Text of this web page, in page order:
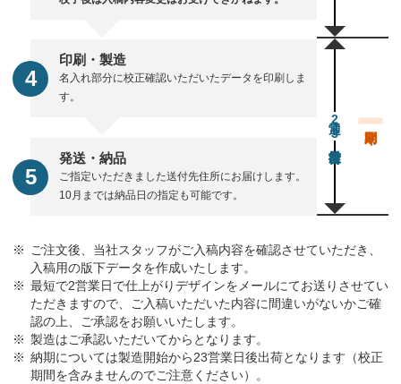
印刷・製造
名入れ部分に校正確認いただいたデータを印刷しま
す。
発送・納品
ご指定いただきました送付先住所にお届けします。
10月までは納品日の指定も可能です。
通常23営業日後出荷
ご注文後、当社スタッフがご入稿内容を確認させていただき、
入稿用の版下データを作成いたします。
最短で2営業日で仕上がりデザインをメールにてお送りさせてい
ただきますので、ご入稿いただいた内容に間違いがないかご確
認の上、ご承認をお願いいたします。
製造はご承認いただいてからとなります。
納期については製造開始から23営業日後出荷となります（校正
期間を含みませんのでご注意ください）。